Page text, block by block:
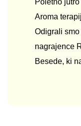
Aroma
Odigrali
nagrajence
Besede, ki